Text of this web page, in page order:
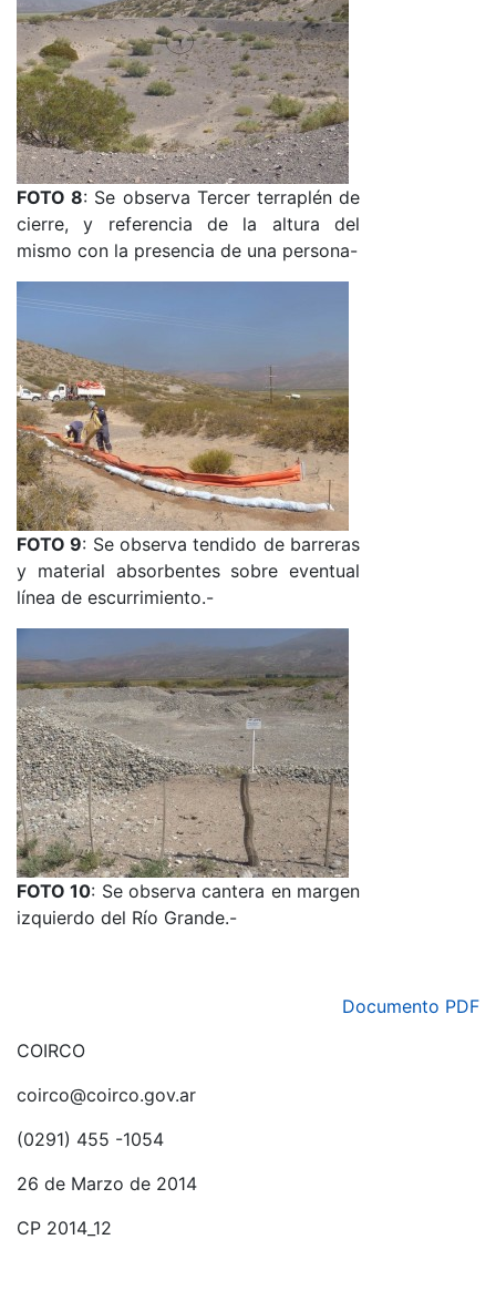
FOTO 8: Se observa Tercer terraplén de
cierre, y referencia de la altura del
mismo con la presencia de una persona-
FOTO 9: Se observa tendido de barreras
y material absorbentes sobre eventual
línea de escurrimiento.-
FOTO 10: Se observa cantera en margen
izquierdo del Río Grande.-
Documento PDF
COIRCO
coirco@coirco.gov.ar
(0291) 455 -1054
26 de Marzo de 2014
CP 2014_12